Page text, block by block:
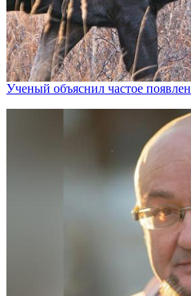
Ученый объяснил частое